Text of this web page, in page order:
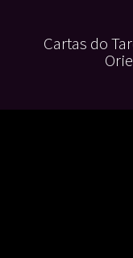
Cartas do